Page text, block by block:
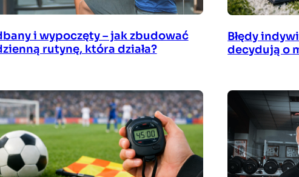
i wypoczęty – jak zbudować
rutynę, która działa?
Błędy
decydują o